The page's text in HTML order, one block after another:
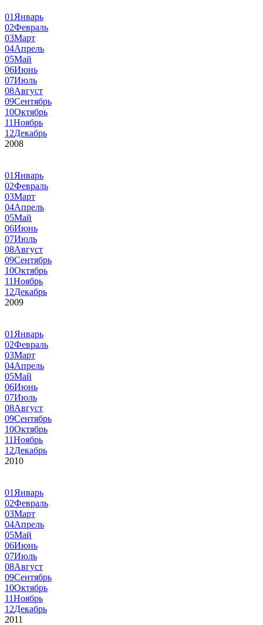
01 Январь
02Февраль
03Март
04Апрель
05Май
06Июнь
07Июль
08Август
09Сентябрь
10Октябрь
11Ноябрь
12Декабрь
2008
01 Январь
02Февраль
03Март
04Апрель
05Май
06Июнь
07Июль
08Август
09Сентябрь
10Октябрь
11Ноябрь
12Декабрь
2009
01 Январь
02Февраль
03Март
04Апрель
05Май
06Июнь
07Июль
08Август
09Сентябрь
10Октябрь
11Ноябрь
12Декабрь
2010
01 Январь
02Февраль
03Март
04Апрель
05Май
06Июнь
07Июль
08Август
09Сентябрь
10Октябрь
11Ноябрь
12Декабрь
2011